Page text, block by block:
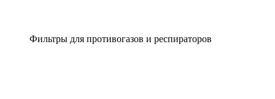
Фильтры для противогазов и респираторов